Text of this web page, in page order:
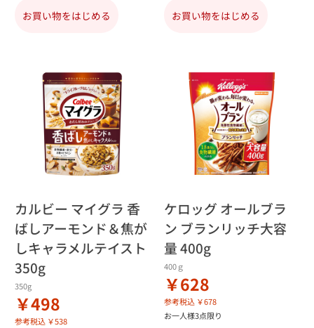
お買い物をはじめる お買い物をはじめる
カルビー マイグラ 香
ばしアーモンド＆焦が
しキャラメルテイスト
350g
350g
￥498
参考税込 ￥538
ケロッグ オールブラ
ン ブランリッチ大容
量 400g
400ｇ
￥628
参考税込 ￥678
お一人様3点限り